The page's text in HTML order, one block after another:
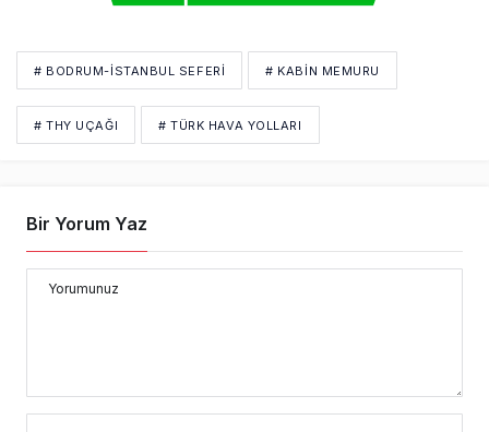
# BODRUM-İSTANBUL SEFERI # KABIN MEMURU
# THY UÇAĞI # TÜRK HAVA YOLLARI
Bir Yorum Yaz
Yorumunuz